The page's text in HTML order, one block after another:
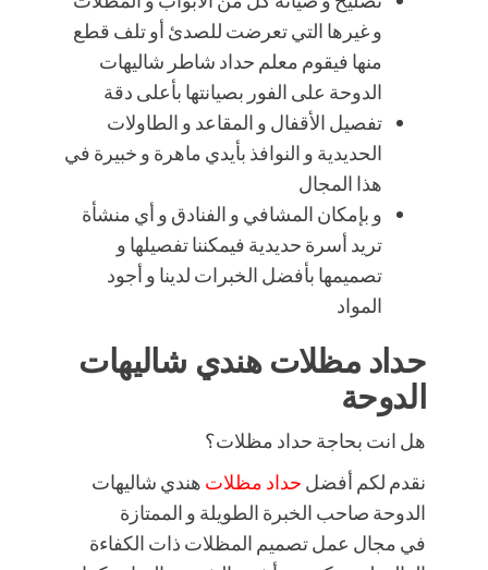
و غيرها التي تعرضت للصدئ أو تلف قطع
منها فيقوم معلم حداد شاطر شاليهات
الدوحة على الفور بصيانتها بأعلى دقة
تفصيل الأقفال و المقاعد و الطاولات
الحديدية و النوافذ بأيدي ماهرة و خبيرة في
هذا المجال
و بإمكان المشافي و الفنادق و أي منشأة
تريد أسرة حديدية فيمكننا تفصيلها و
تصميمها بأفضل الخبرات لدينا و أجود
المواد
حداد مظلات هندي شاليهات
الدوحة
هل انت بحاجة حداد مظلات؟
نقدم لكم أفضل حداد مظلات هندي شاليهات
الدوحة صاحب الخبرة الطويلة و الممتازة
في مجال عمل تصميم المظلات ذات الكفاءة